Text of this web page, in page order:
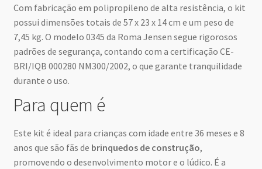
Com fabricação em polipropileno de alta resistência, o kit
possui dimensões totais de 57 x 23 x 14 cm e um peso de
7,45 kg. O modelo 0345 da Roma Jensen segue rigorosos
padrões de segurança, contando com a certificação CE-
BRI/IQB 000280 NM300/2002, o que garante tranquilidade
durante o uso.
Para quem é
Este kit é ideal para crianças com idade entre 36 meses e 8
anos que são fãs de brinquedos de construção,
promovendo o desenvolvimento motor e o lúdico. É a